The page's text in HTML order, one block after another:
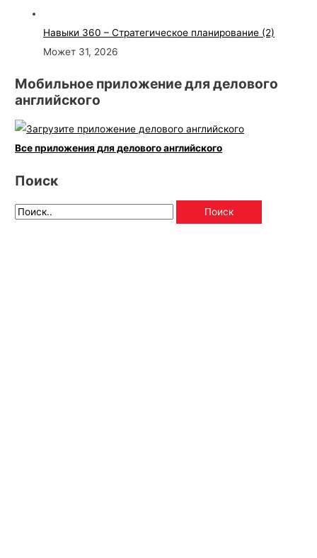
Навыки 360 – Стратегическое планирование (2)
Может 31, 2026
Мобильное приложение для делового
английского
Все приложения для делового английского
Поиск